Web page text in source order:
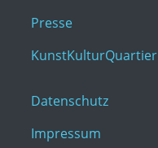
Presse
KunstKulturQuartier
Datenschutz
Impressum